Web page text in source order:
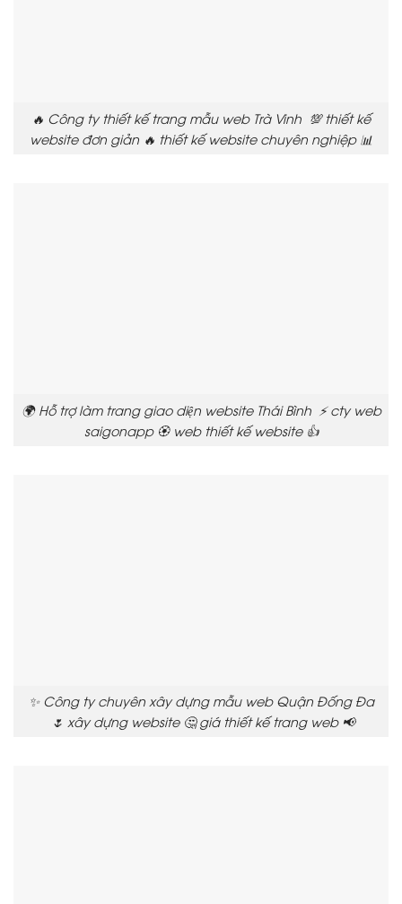
🔥 Công ty thiết kế trang mẫu web Trà Vinh 💯 thiết kế
website đơn giản 🔥 thiết kế website chuyên nghiệp 📊
🌍 Hỗ trợ làm trang giao diện website Thái Bình ⚡ cty web
saigonapp 🏵️ web thiết kế website 👍
✨ Công ty chuyên xây dựng mẫu web Quận Đống Đa
🌷 xây dựng website 🤔 giá thiết kế trang web 📢